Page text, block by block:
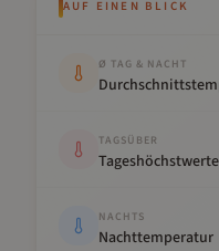
AUF EINEN BLICK
Ø TAG & NACHT
TAGSÜBER
Tageshöchstwerte
NACHTS
Nachttemperatur